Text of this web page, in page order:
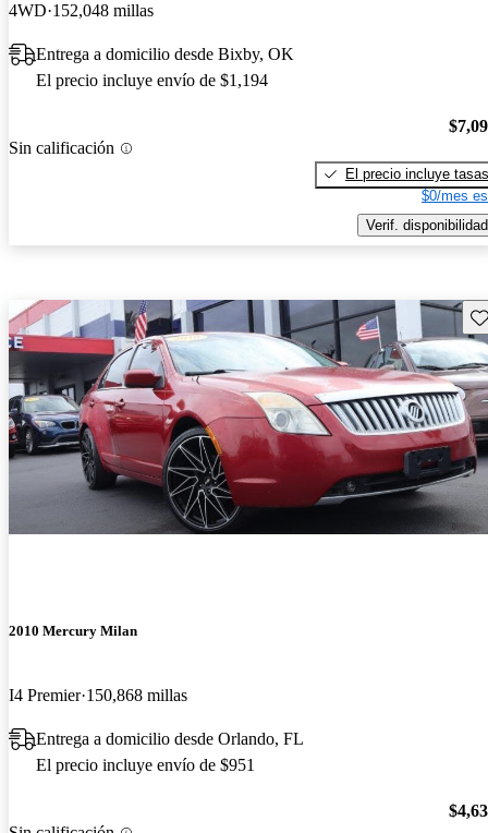
4WD 152,048 millas
Entrega a domicilio desde Bixby, OK
El precio incluye envío de $1,194
Sin calificación
El precio incluye tasas
$0/mes
Verif. disponibilidad
2010 Mercury Milan
I4 Premier 150,868 millas
Entrega a domicilio desde Orlando, FL
El precio incluye envío de $951